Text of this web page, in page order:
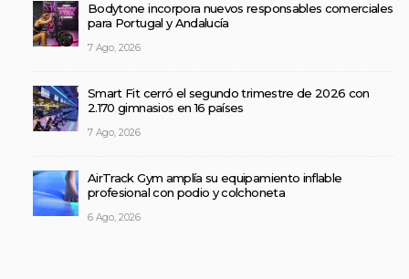
Bodytone incorpora nuevos responsables comerciales
para Portugal y Andalucía
7 Ago, 2026
Smart Fit cerró el segundo trimestre de 2026 con
2.170 gimnasios en 16 países
7 Ago, 2026
AirTrack Gym amplía su equipamiento inflable
profesional con podio y colchoneta
6 Ago, 2026